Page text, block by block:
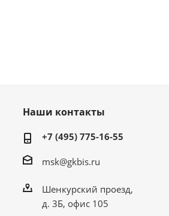
Наши контакты
+7 (495) 775-16-55
msk@gkbis.ru
Шенкурский проезд,
д. 3Б, офис 105